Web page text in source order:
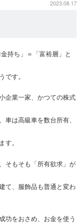
2023.08.17
持ち」＝「富裕層」と
す。
企業一家、かつての株式
は高級車を数台所有、
。
そもそも「所有欲求」が
て、服飾品も普通と変わ
功をおさめ、お金を使う